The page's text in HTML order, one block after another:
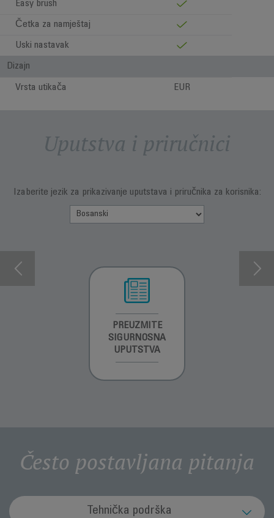
Easy brush
Četka za namještaj
Uski nastavak
Dizajn
Vrsta utikača EUR
Uputstva i priručnici
Izaberite jezik za prikazivanje uputstava i priručnika za korisnika:
PREUZMITE
SIGURNOSNA
UPUTSTVA
Često postavljana pitanja
Tehnička podrška